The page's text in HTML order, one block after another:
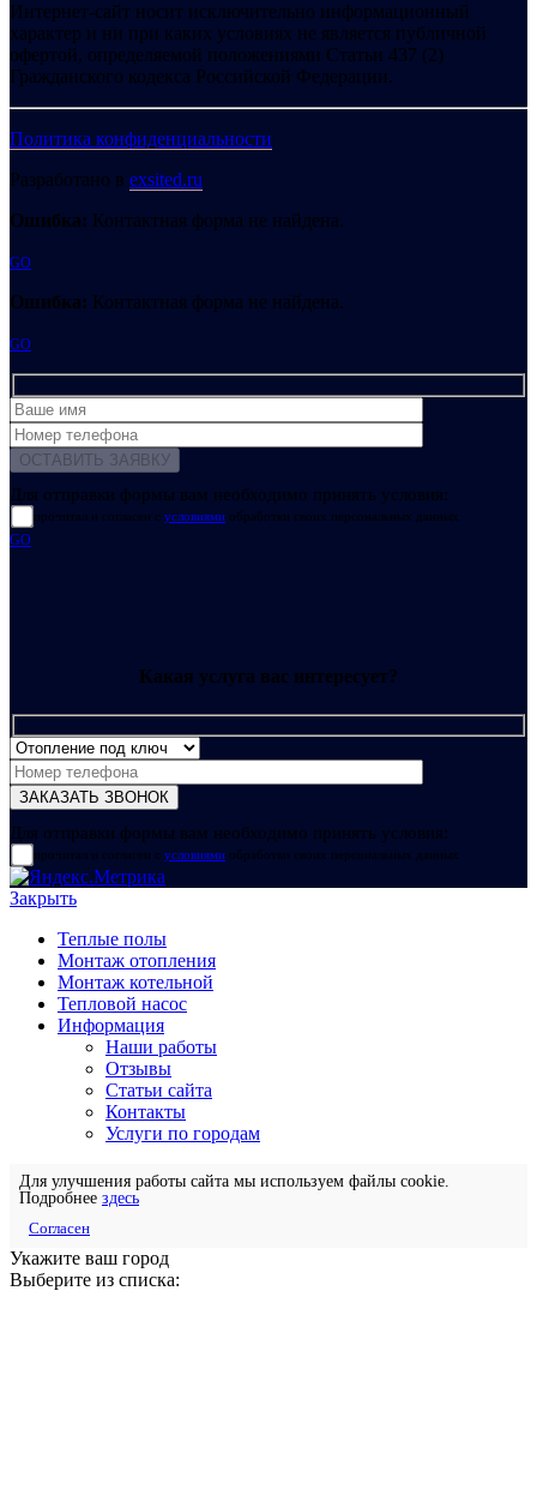
Интернет-сайт носит исключительно информационный
характер и ни при каких условиях не является публичной
офертой, определяемой положениями Статьи 437 (2)
Гражданского кодекса Российской Федерации.
Политика конфиденциальности
Разработано в exsited.ru
Ошибка: Контактная форма не найдена.
GO
Ошибка: Контактная форма не найдена.
GO
Для отправки формы вам необходимо принять условия:
прочитал и согласен с условиями обработки своих персональных данных
GO
Какая услуга вас интересует?
Для отправки формы вам необходимо принять условия:
прочитал и согласен с условиями обработки своих персональных данных
Закрыть
Теплые полы
Монтаж отопления
Монтаж котельной
Тепловой насос
Информация
Наши работы
Отзывы
Статьи сайта
Контакты
Услуги по городам
Для улучшения работы сайта мы используем файлы cookie.
Подробнее здесь
Согласен
Укажите ваш город
Выберите из списка: